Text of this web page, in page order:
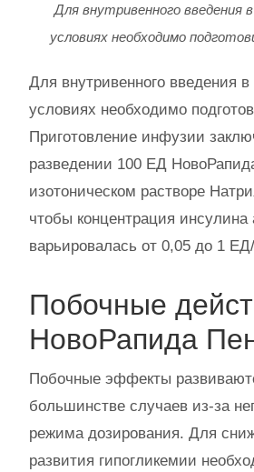
Для внутривенного введения
условиях необходимо
Для внутривенного введения
условиях необходимо
Приготовление инфузии
разведении 100 ЕД
изотоническом растворе
чтобы концентрация инсулина
варьировалась от 0,05 до 1
Побочные
НовоРапида
Побочные эффекты
большинстве случаев из-за
режима дозирования. Для
развития гипогликемии